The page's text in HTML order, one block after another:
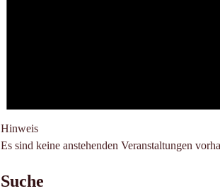
Hinweis
Es sind keine anstehenden Veranstaltungen
Suche